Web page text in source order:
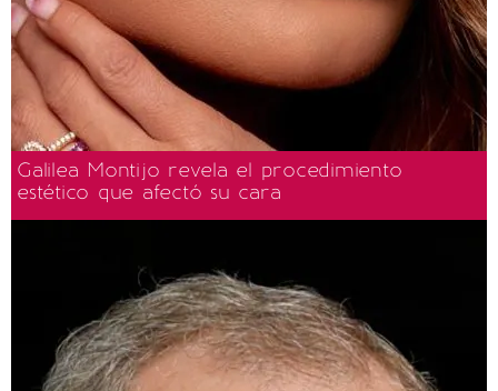
Galilea Montijo revela el procedimiento
estético que afectó su cara